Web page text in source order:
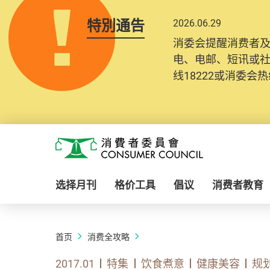
特別通告 2026.06.29
消委会提醒消费者
电、电邮、短讯或
线18222或消委会
消费者委员会
选择月刊 格价工具 倡议 消费者教育
首页 消费全攻略
2017.01 特集 饮食煮意 健康美容 规